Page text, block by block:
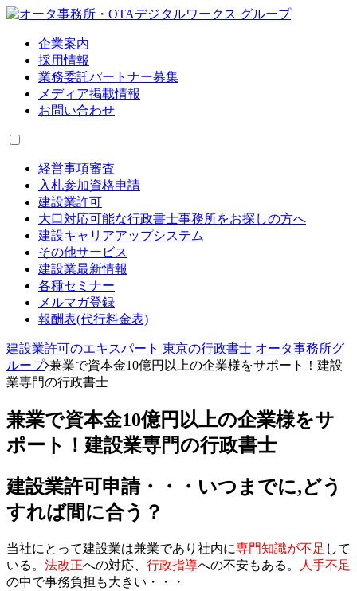
企業案内
採用情報
業務委託パートナー募集
メディア掲載情報
お問い合わせ
経営事項審査
入札参加資格申請
建設業許可
大口対応可能な行政書士事務所をお探しの方へ
建設キャリアアップシステム
その他サービス
建設業最新情報
各種セミナー
メルマガ登録
報酬表(代行料金表)
建設業許可のエキスパート 東京の行政書士 オータ事務所グ
ループ 兼業で資本金10億円以上の企業様をサポート！建設
業専門の行政書士
兼業で資本金10億円以上の企業様をサ
ポート！建設業専門の行政書士
建設業許可申請・・・いつまでに,どう
すれば間に合う？
当社にとって建設業は兼業であり社内に専門知識が不足 して
いる。 法改正への対応、 行政指導への不安もある。
人手不足
の中で事務負担も大きい・・・